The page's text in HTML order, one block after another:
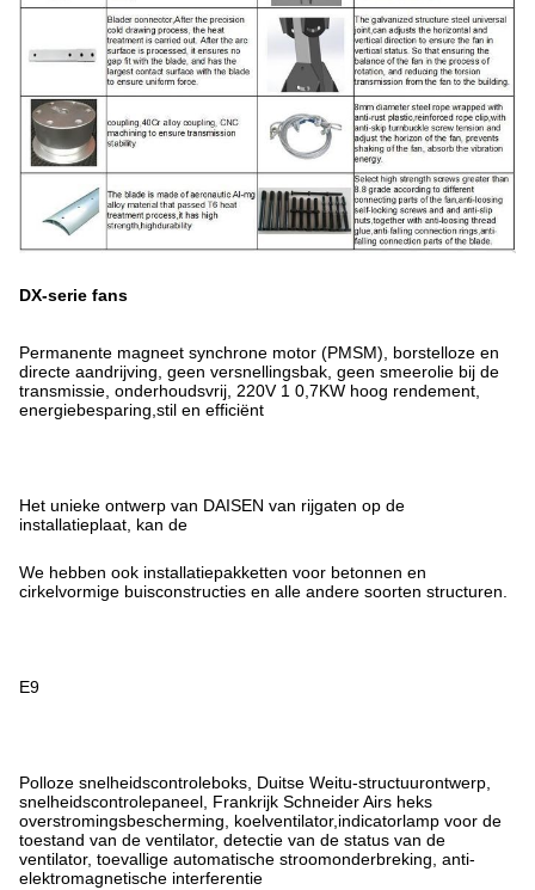
DX-serie fans
Permanente magneet synchrone motor (PMSM), borstelloze en
directe aandrijving, geen versnellingsbak, geen smeerolie bij de
transmissie, onderhoudsvrij, 220V 1 0,7KW hoog rendement,
energiebesparing,stil en efficiënt
Het unieke ontwerp van DAISEN van rijgaten op de
installatieplaat, kan de
We hebben ook installatiepakketten voor betonnen en
cirkelvormige buisconstructies en alle andere soorten structuren.
E9
Polloze snelheidscontroleboks, Duitse Weitu-structuurontwerp,
snelheidscontrolepaneel, Frankrijk Schneider Airs heks
overstromingsbescherming, koelventilator,indicatorlamp voor de
toestand van de ventilator, detectie van de status van de
ventilator, toevallige automatische stroomonderbreking, anti-
elektromagnetische interferentie